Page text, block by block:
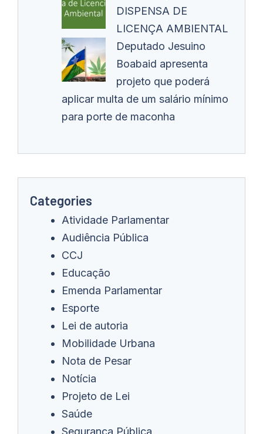
DISPENSA DE
LICENÇA AMBIENTAL
Deputado Jesuino
Boabaid apresenta
projeto que poderá
aplicar multa de um salário mínimo
para porte de maconha
Categories
Atividade Parlamentar
Audiência Pública
CCJ
Educação
Emenda Parlamentar
Esporte
Lei de autoria
Mobilidade Urbana
Nota de Pesar
Notícia
Projeto de Lei
Saúde
Segurança Pública